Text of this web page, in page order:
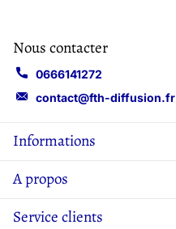
Informations
A propos
Service clients
Nous contacter
0666141272
contact@fth-diffusion.fr